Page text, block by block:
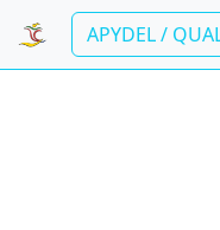
APYDEL /